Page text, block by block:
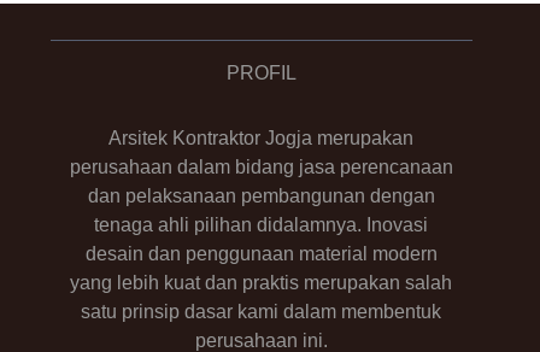
PROFIL
Arsitek Kontraktor Jogja merupakan
perusahaan dalam bidang jasa perencanaan
dan pelaksanaan pembangunan dengan
tenaga ahli pilihan didalamnya. Inovasi
desain dan penggunaan material modern
yang lebih kuat dan praktis merupakan salah
satu prinsip dasar kami dalam membentuk
perusahaan ini.